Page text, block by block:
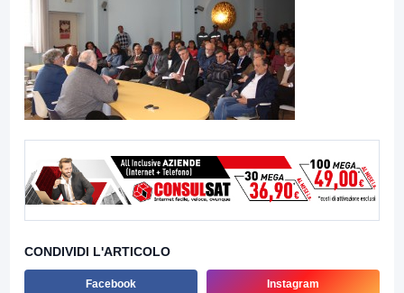
CONDIVIDI L'ARTICOLO
Facebook Instagram